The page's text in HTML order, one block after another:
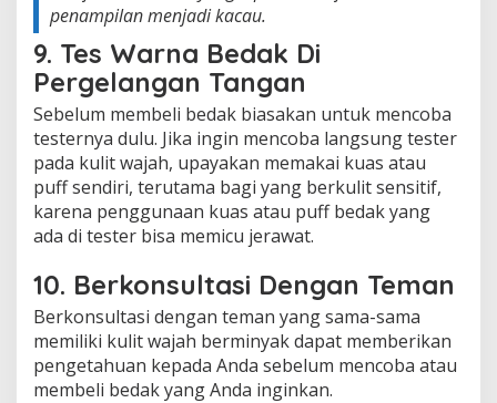
penampilan menjadi kacau.
9. Tes Warna Bedak Di
Pergelangan Tangan
Sebelum membeli bedak biasakan untuk mencoba
testernya dulu. Jika ingin mencoba langsung tester
pada kulit wajah, upayakan memakai kuas atau
puff sendiri, terutama bagi yang berkulit sensitif,
karena penggunaan kuas atau puff bedak yang
ada di tester bisa memicu jerawat.
10. Berkonsultasi Dengan Teman
Berkonsultasi dengan teman yang sama-sama
memiliki kulit wajah berminyak dapat memberikan
pengetahuan kepada Anda sebelum mencoba atau
membeli bedak yang Anda inginkan.